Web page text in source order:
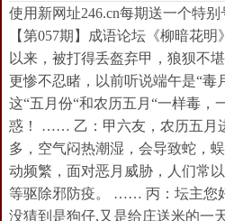
使用新网址246.cn每期送一个特别
【第057期】成语论坛《柳暗花
以来，被打得丢盔弃甲，狼狈不
更惨不忍睹，以前听说端午是“毒
这“五月份“和农历五月“一样毒，
惑！ …… 乙：甲六友，农历五月
多，空气闷热潮湿，会导致蛇，
动频繁，面对恶月威胁，人们常
等驱除邪防疫。 …… 丙：坛主您
没猜到是狗仔,又是给庄送米的一